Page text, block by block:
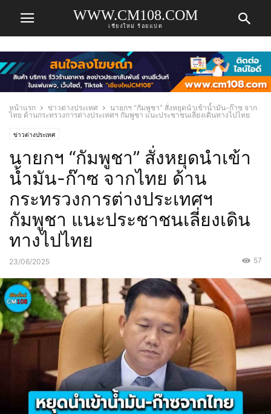
WWW.CM108.COM
เชียงใหม่ ร้อยแปด
หน้าแรก ข่าวต่างประเทศ
นายกฯ “กัมพูชา” สั่งหยุดนำเข้าน้ำมัน-ก๊าซ จาก
ไทย ด้านกระทรวงการต่างประเทศฯ กัมพูชา แนะประชาชนเลี่ยงเดินทางไปไทย
ข่าวต่างประเทศ
นายกฯ “กัมพูชา” สั่งหยุดนำเข้า
น้ำมัน-ก๊าซ จากไทย ด้าน
กระทรวงการต่างประเทศฯ
กัมพูชา แนะประชาชนเลี่ยงเดิน
ทางไปไทย
23/06/2025 57